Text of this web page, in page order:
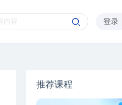
登录
推荐课程